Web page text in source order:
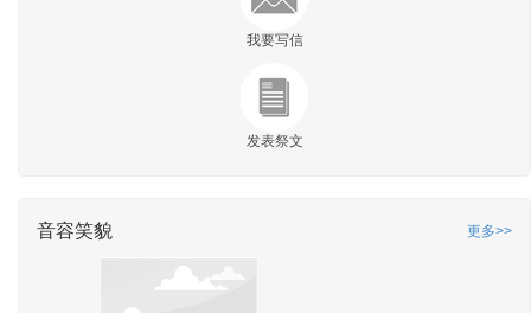
我要写信
发表祭文
音容笑貌 更多>>